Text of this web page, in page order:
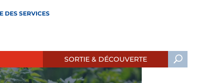
DES SERVICES
SORTIE & DÉCOUVERTE